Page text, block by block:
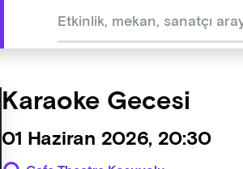
Karaoke Gecesi
01 Haziran 2026, 20:30